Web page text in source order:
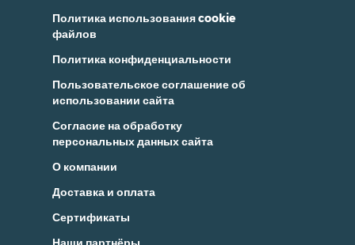
Политика использования cookie
файлов
Политика конфиденциальности
Пользовательское соглашение об
использовании сайта
Согласие на обработку
персональных данных сайта
О компании
Доставка и оплата
Сертификаты
Наши партнёры